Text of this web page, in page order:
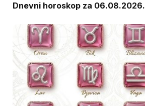
Dnevni horoskop za 06.08.2026.